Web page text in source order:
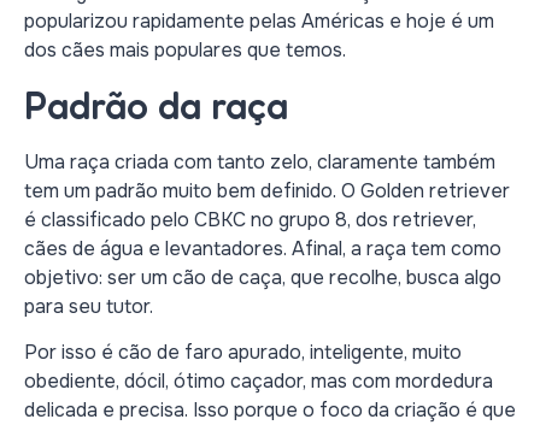
popularizou rapidamente pelas Américas e hoje é um
dos cães mais populares que temos.
Padrão da raça
Uma raça criada com tanto zelo, claramente também
tem um padrão muito bem definido. O Golden retriever
é classificado pelo CBKC no grupo 8, dos retriever,
cães de água e levantadores. Afinal, a raça tem como
objetivo: ser um cão de caça, que recolhe, busca algo
para seu tutor.
Por isso é cão de faro apurado, inteligente, muito
obediente, dócil, ótimo caçador, mas com mordedura
delicada e precisa. Isso porque o foco da criação é que